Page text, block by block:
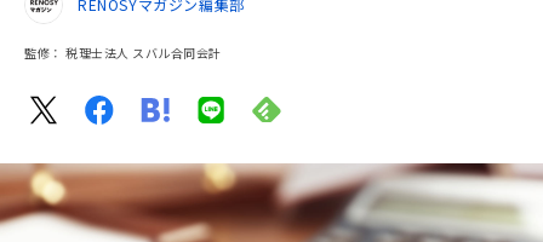
RENOSYマガジン編集部
監修： 税理士法人 スバル合同会計